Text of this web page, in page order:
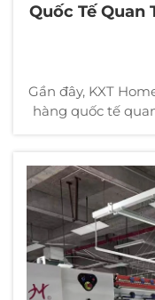
Quốc Tế Quan
Gần đây, KXT
hàng quốc tế
các tiêu chuẩn